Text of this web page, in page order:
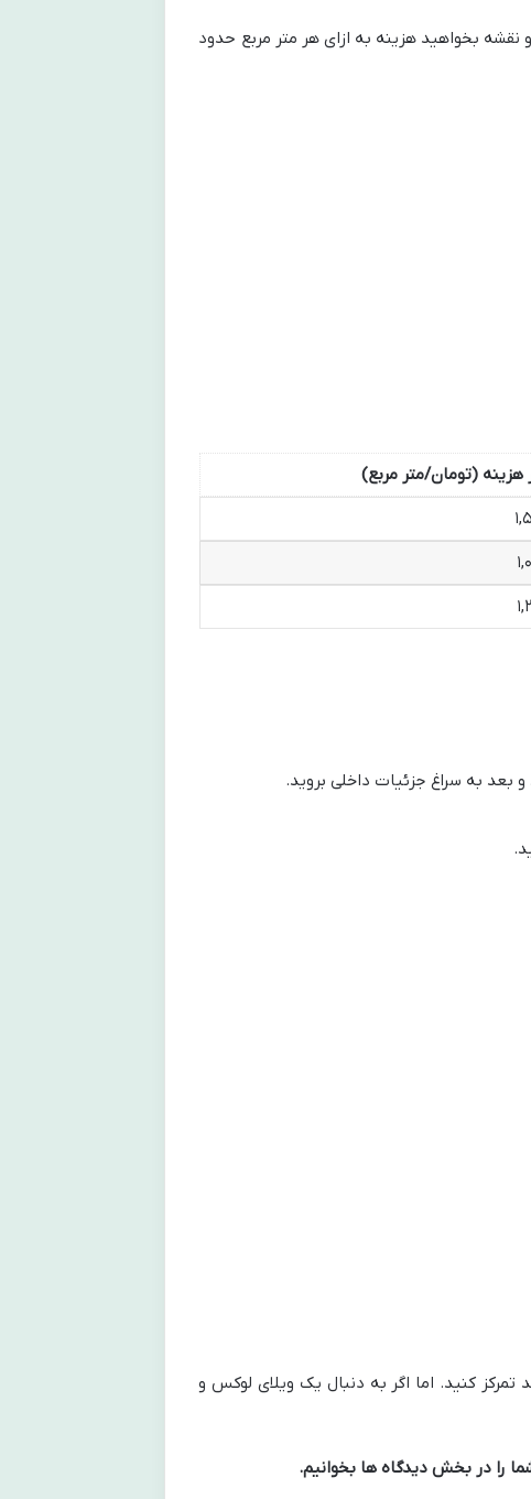
داخلی اگر فقط پلان و نقشه بخواهید هزینه به ازای هر متر مربع حدود
هزینه (تومان/متر مربع)
بعد به سراغ جزئیات داخلی بروید.
کنید. اما اگر به دنبال یک ویلای لوکس و
را در بخش دیدگاه ها بخوانیم.